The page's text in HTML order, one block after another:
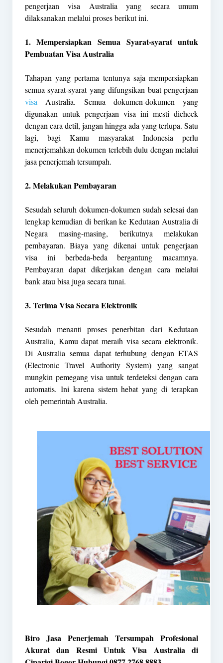
pengerjaan visa Australia yang secara umum
dilaksanakan melalui proses berikut ini.
1. Mempersiapkan Semua Syarat-syarat untuk
Pembuatan Visa Australia
Tahapan yang pertama tentunya saja mempersiapkan
semua syarat-syarat yang difungsikan buat pengerjaan
visa Australia. Semua dokumen-dokumen yang
digunakan untuk pengerjaan visa ini mesti dicheck
dengan cara detil, jangan hingga ada yang terlupa. Satu
lagi, bagi Kamu masyarakat Indonesia perlu
menerjemahkan dokumen terlebih dulu dengan melalui
jasa penerjemah tersumpah.
2. Melakukan Pembayaran
Sesudah seluruh dokumen-dokumen sudah selesai dan
lengkap kemudian di berikan ke Kedutaan Australia di
Negara masing-masing, berikutnya melakukan
pembayaran. Biaya yang dikenai untuk pengerjaan
visa ini berbeda-beda bergantung macamnya.
Pembayaran dapat dikerjakan dengan cara melalui
bank atau bisa juga secara tunai.
3. Terima Visa Secara Elektronik
Sesudah menanti proses penerbitan dari Kedutaan
Australia, Kamu dapat meraih visa secara elektronik.
Di Australia semua dapat terhubung dengan ETAS
(Electronic Travel Authority System) yang sangat
mungkin pemegang visa untuk terdeteksi dengan cara
automatis. Ini karena sistem hebat yang di terapkan
oleh pemerintah Australia.
Biro Jasa Penerjemah Tersumpah Profesional
Akurat dan Resmi Untuk Visa Australia di